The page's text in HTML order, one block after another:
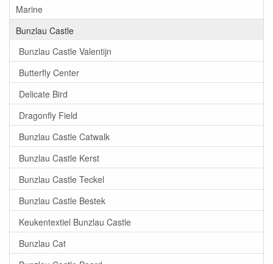
Marine
Bunzlau Castle
Bunzlau Castle Valentijn
Butterfly Center
Delicate Bird
Dragonfly Field
Bunzlau Castle Catwalk
Bunzlau Castle Kerst
Bunzlau Castle Teckel
Bunzlau Castle Bestek
Keukentextiel Bunzlau Castle
Bunzlau Cat